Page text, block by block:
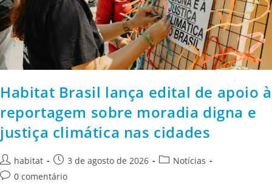
Habitat Brasil lança edital de apoio à
reportagem sobre moradia digna e
justiça climática nas cidades
habitat 3 de agosto de 2026
Notícias
0 comentário